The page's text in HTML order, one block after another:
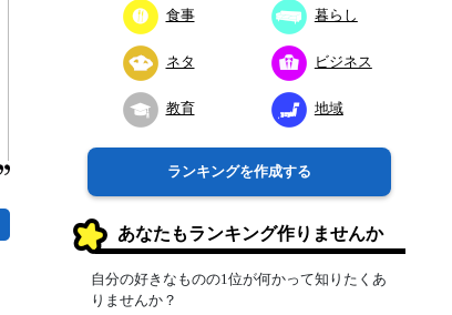
食事 暮らし
ネタ ビジネス
教育 地域
ランキングを作成する
あなたもランキング作りませんか
自分の好きなものの1位が何かって知りたくあ
りませんか？